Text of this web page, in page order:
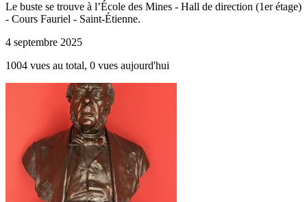
Le buste se trouve à l’École des Mines - Hall de direction (1er étage)
- Cours Fauriel - Saint-Étienne.
4 septembre 2025
1004 vues au total, 0 vues aujourd'hui